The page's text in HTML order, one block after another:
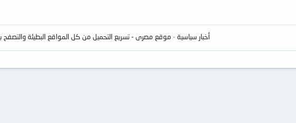
أخبار سياسية - موقع مصرى - تسريع التحميل من كل المواقع البطيئة والتصفح بسرعة 4